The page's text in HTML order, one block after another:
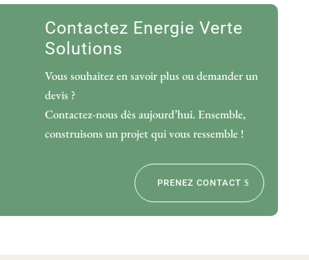
Contactez Energie Verte
Solutions
Vous souhaitez en savoir plus ou demander un
devis ?
Contactez-nous dès aujourd’hui. Ensemble,
construisons un projet qui vous ressemble !
PRENEZ CONTACT